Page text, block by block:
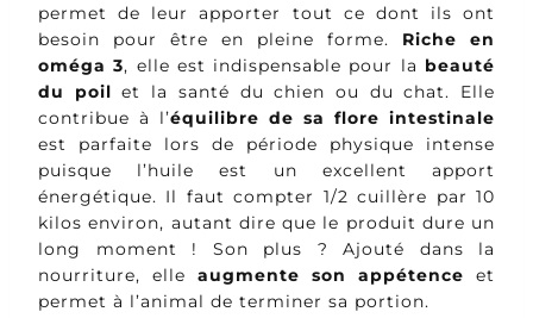
permet de leur apporter tout ce dont ils ont
besoin pour être en pleine forme. Riche en
oméga 3, elle est indispensable pour la beauté
du poil et la santé du chien ou du chat. Elle
contribue à l’équilibre de sa flore intestinale
est parfaite lors de période physique intense
puisque l’huile est un excellent apport
énergétique. Il faut compter 1/2 cuillère par 10
kilos environ, autant dire que le produit dure un
long moment ! Son plus ? Ajouté dans la
nourriture, elle augmente son appétence et
permet à l’animal de terminer sa portion.